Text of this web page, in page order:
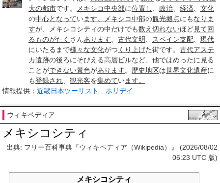
大の都市です。 メキシコ中央部に位置し 政治 経済
文化
の中心となっています。 メキシコ中部の観光拠点にもなりま
すが、メキシコシティの中だけでも数え切れないほど見て回
る ものがたく さんあります。 古代文明 スペイン支配
現代
にいたるまで様々な文化がつ くり上げた街です。 古代アステ
カ遺跡の後ろにそびえる高層ビルなど、他ではめったに見る
ことができない景色があります。 歴史地区は世界文化遺産に
も登録され 観光客を集めています。
情報提供： 近畿日本ツーリスト ホリデイ
ウィキペディア
メキシコシティ
出典: フリー百科事典『ウィキペディア（Wikipedia）』 (2026/08/02
06:23 UTC 版)
メキシコシティ